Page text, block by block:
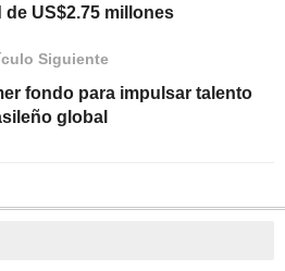
de US$2.75 millones
Siguiente
fondo para impulsar talento
global